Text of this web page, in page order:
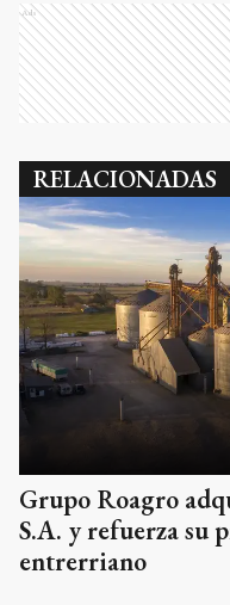
Ads
RELACIONADAS
Grupo Roagro
S.A. y refuerza su
entrerriano